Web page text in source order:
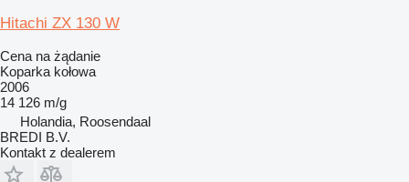
Hitachi ZX 130 W
Cena na żądanie
Koparka kołowa
2006
14 126 m/g
Holandia, Roosendaal
BREDI B.V.
Kontakt z dealerem